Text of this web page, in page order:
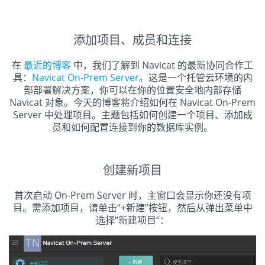
添加项目、成员和连接
在 最近的博客 中，我们了解到 Navicat 的最新协同合作工
具： Navicat On-Prem Server。这是一个托管云环境的内
部部署解决方案，你可以在你的位置安全地内部存储
Navicat 对象。今天的博客将介绍如何在 Navicat On-Prem
Server 中处理项目。主题包括如何创建一个项目、添加成
员和如何配置连接到你的数据库实例。
创建新项目
首次启动 On-Prem Server 时，主窗口会显示你还没有项
目。需添加项目，请单击“+新建”按钮，然后从弹出菜单中
选择“新建项目”：